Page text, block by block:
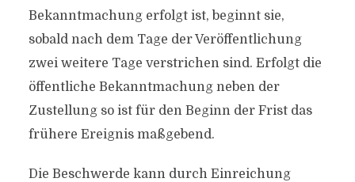
Bekanntmachung erfolgt ist, beginnt sie,
sobald nach dem Tage der Veröffentlichung
zwei weitere Tage verstrichen sind. Erfolgt die
öffentliche Bekanntmachung neben der
Zustellung so ist für den Beginn der Frist das
frühere Ereignis maßgebend.
Die Beschwerde kann durch Einreichung